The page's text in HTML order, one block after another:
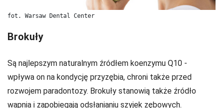
fot. Warsaw Dental Center
Brokuły
Są najlepszym naturalnym źródłem koenzymu Q10 -
wpływa on na kondycję przyzębia, chroni także przed
rozwojem paradontozy. Brokuły stanowią także źródło
wapnia i zapobiegają odsłanianiu szyjek zębowych.